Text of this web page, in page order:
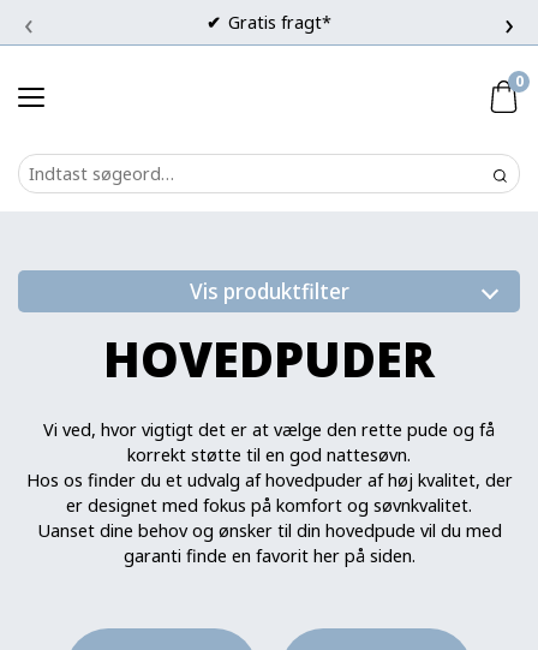
Gratis fragt*
‹ ›
0
Vis produktfilter
HOVEDPUDER
Vi ved, hvor vigtigt det er at vælge den rette pude og få
korrekt støtte til en god nattesøvn.
Hos os finder du et udvalg af hovedpuder af høj kvalitet, der
er designet med fokus på komfort og søvnkvalitet.
Uanset dine behov og ønsker til din hovedpude vil du med
garanti finde en favorit her på siden.